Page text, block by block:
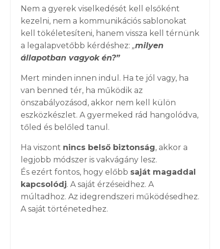
Nem a gyerek viselkedését kell elsőként
kezelni, nem a kommunikációs sablonokat
kell tökéletesíteni, hanem vissza kell térnünk
a legalapvetőbb kérdéshez: „milyen
állapotban vagyok én?”
Mert minden innen indul. Ha te jól vagy, ha
van benned tér, ha működik az
önszabályozásod, akkor nem kell külön
eszközkészlet. A gyermeked rád hangolódva,
tőled és belőled tanul.
Ha viszont nincs belső biztonság, akkor a
legjobb módszer is vakvágány lesz.
És ezért fontos, hogy előbb saját magaddal
kapcsolódj. A saját érzéseidhez. A
múltadhoz. Az idegrendszeri működésedhez.
A saját történetedhez.